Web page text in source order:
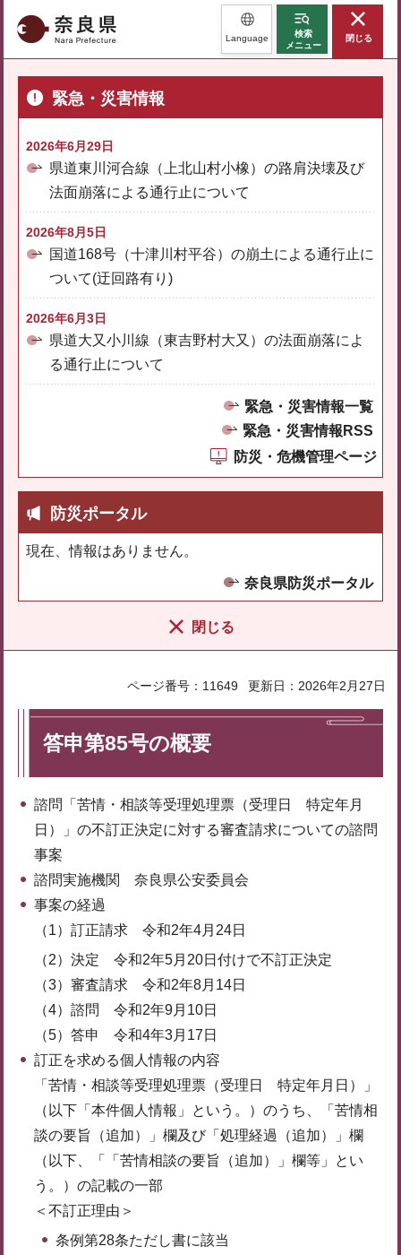
奈良県 Language
検索
メニュー
閉じる
緊急・災害情報
2026年6月29日
県道東川河合線（上北山村小橡）の路肩決壊及び
法面崩落による通行止について
2026年8月5日
国道168号（十津川村平谷）の崩土による通行止に
ついて(迂回路有り)
2026年6月3日
県道大又小川線（東吉野村大又）の法面崩落によ
る通行止について
緊急・災害情報一覧
緊急・災害情報RSS
防災・危機管理ページ
防災ポータル
現在、情報はありません。
奈良県防災ポータル
閉じる
ページ番号：11649 更新日：2026年2月27日
答申第85号の概要
諮問「苦情・相談等受理処理票（受理日 特定年月
日）」の不訂正決定に対する審査請求についての諮問
事案
諮問実施機関 奈良県公安委員会
事案の経過
（1）訂正請求 令和2年4月24日
（2）決定 令和2年5月20日付けで不訂正決定
（3）審査請求 令和2年8月14日
（4）諮問 令和2年9月10日
（5）答申 令和4年3月17日
訂正を求める個人情報の内容
「苦情・相談等受理処理票（受理日 特定年月日）」
（以下「本件個人情報」という。）のうち、「苦情相
談の要旨（追加）」欄及び「処理経過（追加）」欄
（以下、「「苦情相談の要旨（追加）」欄等」とい
う。）の記載の一部
＜不訂正理由＞
条例第28条ただし書に該当